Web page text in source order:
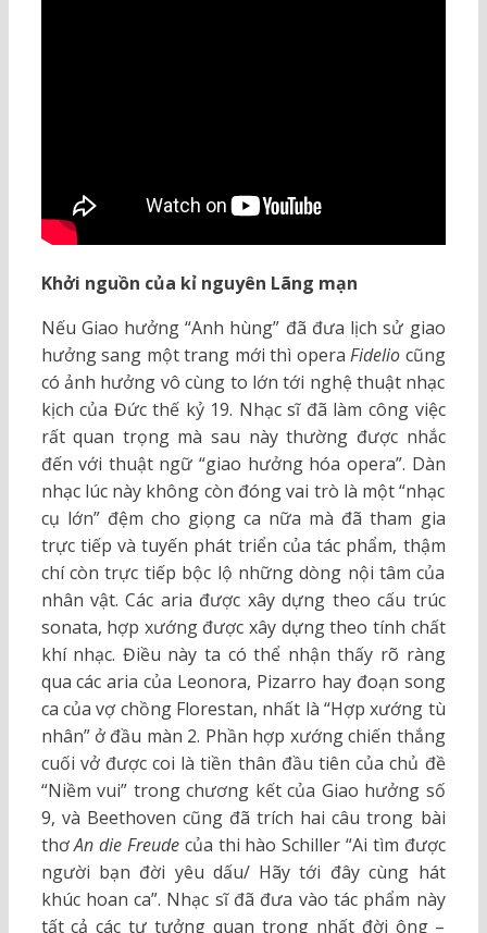
Khởi nguồn của kỉ nguyên Lãng mạn
Nếu Giao hưởng “Anh hùng” đã đưa lịch sử giao
hưởng sang một trang mới thì opera Fidelio cũng
có ảnh hưởng vô cùng to lớn tới nghệ thuật nhạc
kịch của Đức thế kỷ 19. Nhạc sĩ đã làm công việc
rất quan trọng mà sau này thường được nhắc
đến với thuật ngữ “giao hưởng hóa opera”. Dàn
nhạc lúc này không còn đóng vai trò là một “nhạc
cụ lớn” đệm cho giọng ca nữa mà đã tham gia
trực tiếp và tuyến phát triển của tác phẩm, thậm
chí còn trực tiếp bộc lộ những dòng nội tâm của
nhân vật. Các aria được xây dựng theo cấu trúc
sonata, hợp xướng được xây dựng theo tính chất
khí nhạc. Điều này ta có thể nhận thấy rõ ràng
qua các aria của Leonora, Pizarro hay đoạn song
ca của vợ chồng Florestan, nhất là “Hợp xướng tù
nhân” ở đầu màn 2. Phần hợp xướng chiến thắng
cuối vở được coi là tiền thân đầu tiên của chủ đề
“Niềm vui” trong chương kết của Giao hưởng số
9, và Beethoven cũng đã trích hai câu trong bài
thơAn die Freudecủa thi hào Schiller “Ai tìm được
người bạn đời yêu dấu/ Hãy tới đây cùng hát
khúc hoan ca”. Nhạc sĩ đã đưa vào tác phẩm này
tất cả các tư tưởng quan trọng nhất đời ông –